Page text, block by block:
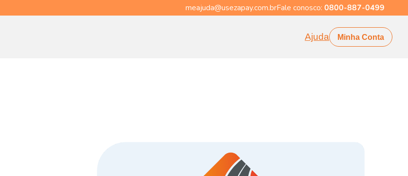
meajuda@usezapay.com.brFale conosco: 0800-887-0499
Ajuda Minha Conta